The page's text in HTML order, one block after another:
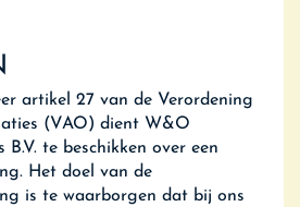
artikel 27 van de Verordening
(VAO) dient W&O
B.V. te beschikken over een
Het doel van de
is te waarborgen dat bij ons